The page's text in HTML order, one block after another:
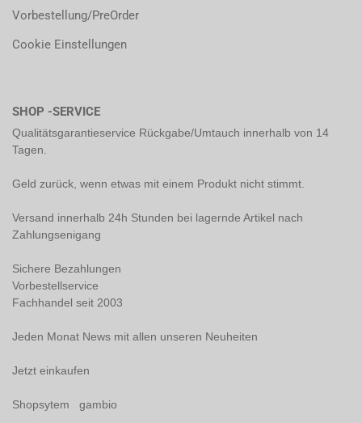
Vorbestellung/PreOrder
Cookie Einstellungen
SHOP -SERVICE
Qualitätsgarantieservice Rückgabe/Umtauch innerhalb von 14
Tagen.
Geld zurück, wenn etwas mit einem Produkt nicht stimmt.
Versand innerhalb 24h Stunden bei lagernde Artikel nach
Zahlungsenigang
Sichere Bezahlungen
Vorbestellservice
Fachhandel seit 2003
Jeden Monat News mit allen unseren Neuheiten
Jetzt einkaufen
Shopsytem gambio